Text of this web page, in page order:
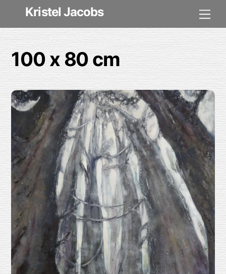
content
Kristel Jacobs
100 x 80 cm